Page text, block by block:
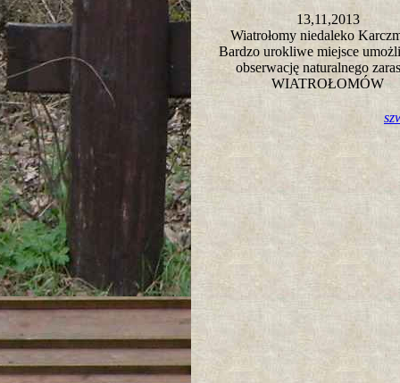
13,11,2013
Wiatrołomy niedaleko
Bardzo urokliwe miejsce
obserwację naturalnego
WIATROŁOMÓW